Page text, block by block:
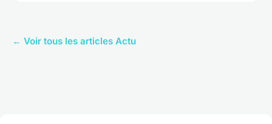
← Voir tous les articles Actu